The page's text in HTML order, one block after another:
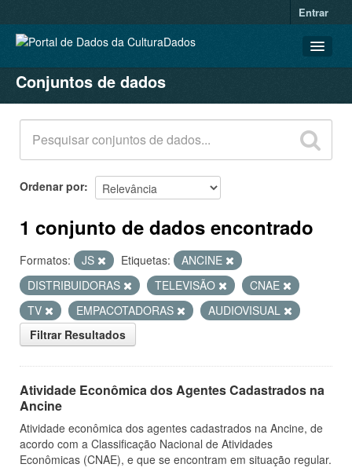
Entrar
CONJUNTOS DE DADOS
ORGANIZAÇÕES
GRUPOS
SOBRE
Conjuntos de dados
Ordenar por
1 conjunto de dados encontrado
Formatos: JS Etiquetas:
ANCINE
DISTRIBUIDORAS
TELEVISÃO
CNAE
TV
EMPACOTADORAS
AUDIOVISUAL
Filtrar Resultados
Atividade Econômica dos Agentes Cadastrados na
Ancine
Atividade econômica dos agentes cadastrados na Ancine, de
acordo com a Classificação Nacional de Atividades
Econômicas (CNAE), e que se encontram em situação regular.